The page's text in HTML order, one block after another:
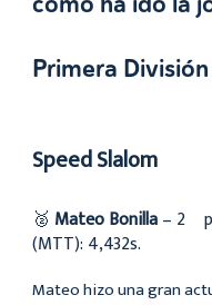
Primera
Speed Slalom
🥈 Mateo Bonilla– 2º
(MTT): 4,432s.
Mateo hizo una gran